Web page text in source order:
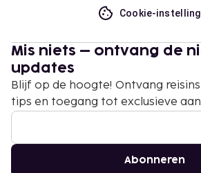
Cookie-
Mis niets – ontvang de
updates
Blijf op de hoogte! Ontvang
tips en toegang tot exclusieve
Abonneren